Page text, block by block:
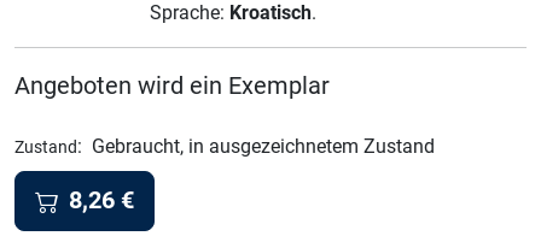
Sprache: Kroatisch.
Angeboten wird ein Exemplar
Zustand: Gebraucht, in ausgezeichnetem Zustand
8,26 €